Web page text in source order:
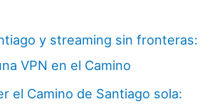
y streaming sin fronteras:
VPN en el Camino
el Camino de Santiago sola: